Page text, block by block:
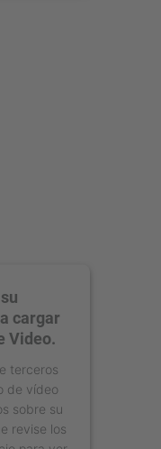
cargar
Video.
terceros
de vídeo
sobre su
revise los